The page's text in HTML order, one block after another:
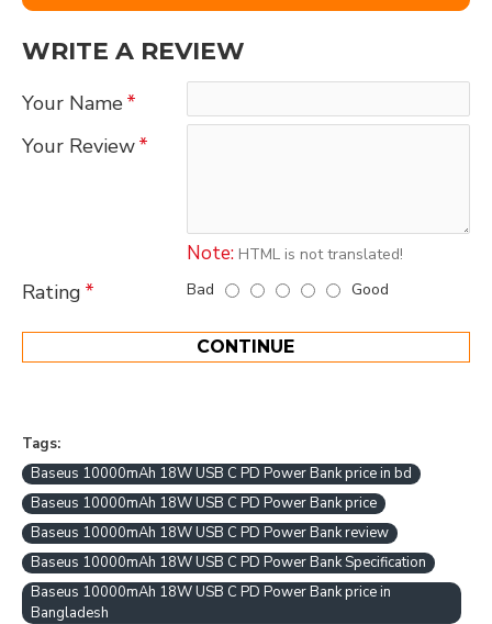
WRITE A REVIEW
Your Name
Your Review
Note: HTML is not translated!
Rating Bad Good
CONTINUE
Tags:
Baseus 10000mAh 18W USB C PD Power Bank price in bd
Baseus 10000mAh 18W USB C PD Power Bank price
Baseus 10000mAh 18W USB C PD Power Bank review
Baseus 10000mAh 18W USB C PD Power Bank Specification
Baseus 10000mAh 18W USB C PD Power Bank price in
Bangladesh